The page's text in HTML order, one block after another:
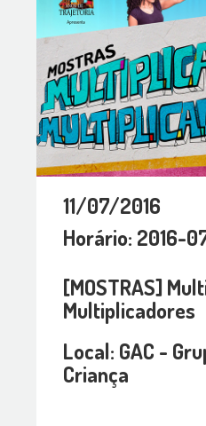
11/07/2016
Horário: 2016-
[MOSTRAS]
Multiplicadores
Local: GAC -
Criança